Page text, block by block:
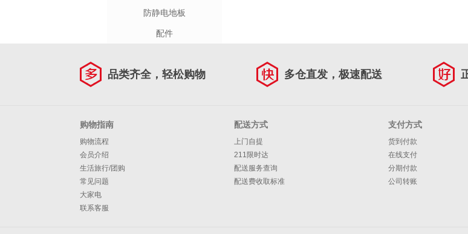
防静电地板
配件
品类齐全，轻松购物 多仓直发，极速配送
购物指南
购物流程
会员介绍
生活旅行/团购
常见问题
大家电
联系客服
配送方式
上门自提
211限时达
配送服务查询
配送费收取标准
支付方式
货到付款
在线支付
分期付款
公司转账